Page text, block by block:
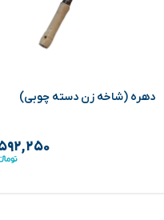
دهره (شاخه زن دسته چوبی)